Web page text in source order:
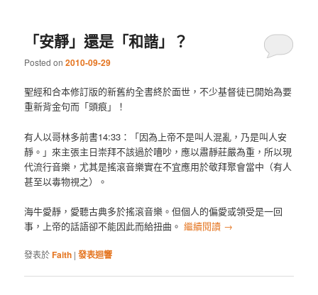
「安靜」還是「和諧」？
Posted on2010-09-29
聖經和合本修訂版的新舊約全書終於面世，不少基督徒已開始為要
重新背金句而「頭痕」！
有人以哥林多前書14:33：「因為上帝不是叫人混亂，乃是叫人安
靜。」來主張主日崇拜不該過於嘈吵，應以肅靜莊嚴為重，所以現
代流行音樂，尤其是搖滾音樂實在不宜應用於敬拜聚會當中（有人
甚至以毒物視之）。
海牛愛靜，愛聽古典多於搖滾音樂。但個人的偏愛或領受是一回
事，上帝的話語卻不能因此而給扭曲。繼續閱讀 →
發表於Faith |發表迴響